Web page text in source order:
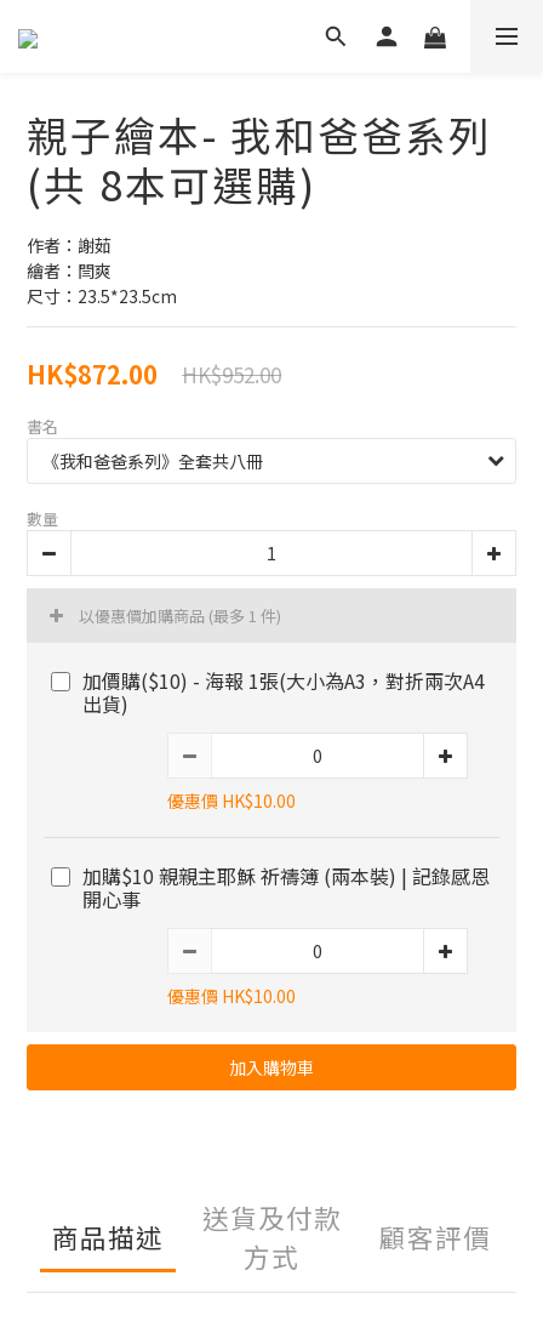
親子繪本- 我和爸爸系列
(共 8本可選購)
作者：謝茹
繪者：閆爽
尺寸：23.5*23.5cm
HK$952.00
HK$872.00
書名
數量
以優惠價加購商品 (最多 1 件)
加價購($10) - 海報 1張(大小為A3，對折兩次A4
出貨)
優惠價 HK$10.00
加購$10 親親主耶穌 祈禱簿 (兩本裝) | 記錄感恩
開心事
優惠價 HK$10.00
加入購物車
商品描述
送貨及付款
方式
顧客評價